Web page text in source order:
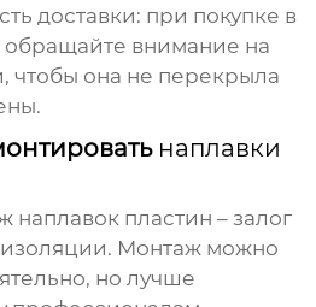
доставки: при покупке в
обращайте внимание на
чтобы она не перекрыла
наплавки
наплавок пластин – залог
Монтаж можно
но лучше